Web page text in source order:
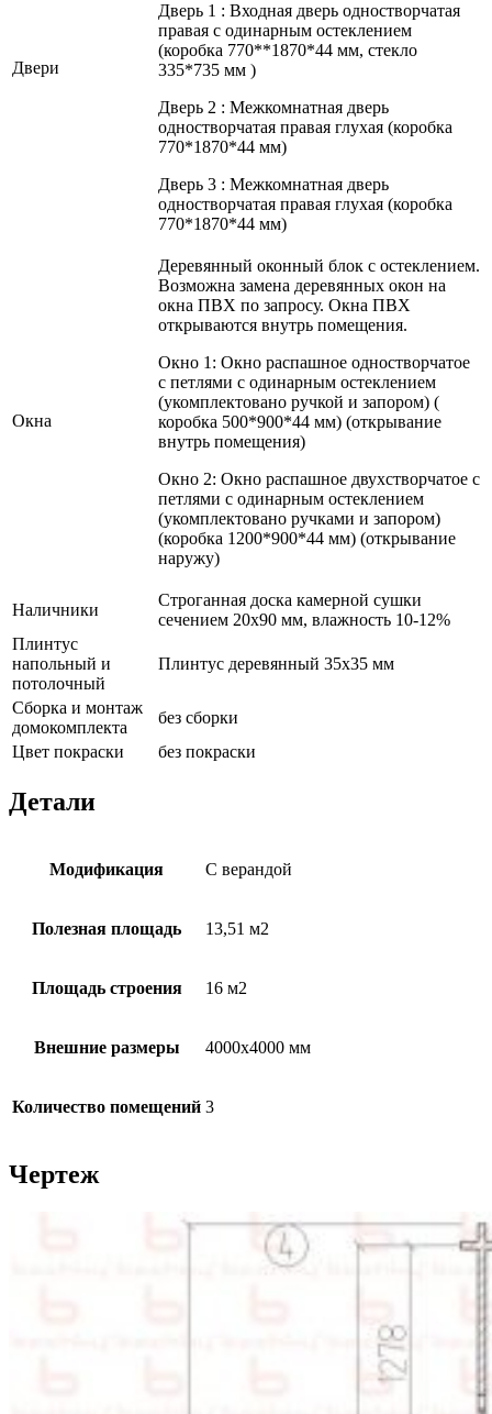
Двери
Дверь 1 : Входная дверь одностворчатая
правая с одинарным остеклением
(коробка 770**1870*44 мм, стекло
335*735 мм )
Дверь 2 : Межкомнатная дверь
одностворчатая правая глухая (коробка
770*1870*44 мм)
Дверь 3 : Межкомнатная дверь
одностворчатая правая глухая (коробка
770*1870*44 мм)
Окна
Деревянный оконный блок с остеклением.
Возможна замена деревянных окон на
окна ПВХ по запросу. Окна ПВХ
открываются внутрь помещения.
Окно 1: Окно распашное одностворчатое
с петлями с одинарным остеклением
(укомплектовано ручкой и запором) (
коробка 500*900*44 мм) (открывание
внутрь помещения)
Окно 2: Окно распашное двухстворчатое с
петлями с одинарным остеклением
(укомплектовано ручками и запором)
(коробка 1200*900*44 мм) (открывание
наружу)
Наличники
Строганная доска камерной сушки
сечением 20х90 мм, влажность 10-12%
Плинтус
напольный и
потолочный
Плинтус деревянный 35х35 мм
Сборка и монтаж
домокомплекта
без сборки
Цвет покраски
без покраски
Детали
Модификация С верандой
Полезная площадь 13,51 м2
Площадь строения 16 м2
Внешние размеры 4000х4000 мм
Количество помещений 3
Чертеж